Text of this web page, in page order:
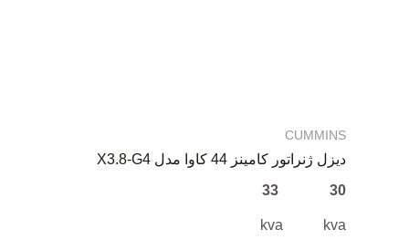
CUMMINS
دیزل ژنراتور کامینز 44 کاوا مدل X3.8-G4
30 33
kva kva